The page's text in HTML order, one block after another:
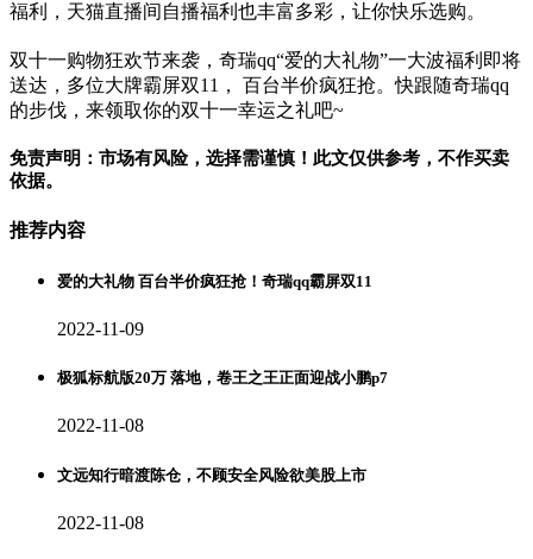
福利，天猫直播间自播福利也丰富多彩，让你快乐选购。
双十一购物狂欢节来袭，奇瑞qq“爱的大礼物”一大波福利即将
送达，多位大牌霸屏双11， 百台半价疯狂抢。快跟随奇瑞qq
的步伐，来领取你的双十一幸运之礼吧~
免责声明：市场有风险，选择需谨慎！此文仅供参考，不作买卖
依据。
推荐内容
爱的大礼物 百台半价疯狂抢！奇瑞qq霸屏双11
2022-11-09
极狐标航版20万 落地，卷王之王正面迎战小鹏p7
2022-11-08
文远知行暗渡陈仓，不顾安全风险欲美股上市
2022-11-08